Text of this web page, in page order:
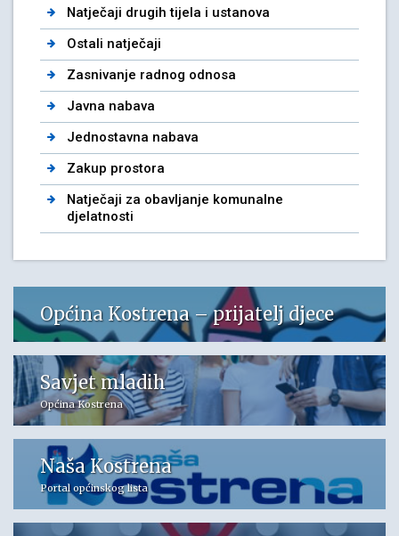
Natječaji drugih tijela i ustanova
Ostali natječaji
Zasnivanje radnog odnosa
Javna nabava
Jednostavna nabava
Zakup prostora
Natječaji za obavljanje komunalne
djelatnosti
Općina Kostrena – prijatelj djece
Savjet mladih
Općina Kostrena
Naša Kostrena
Portal općinskog lista